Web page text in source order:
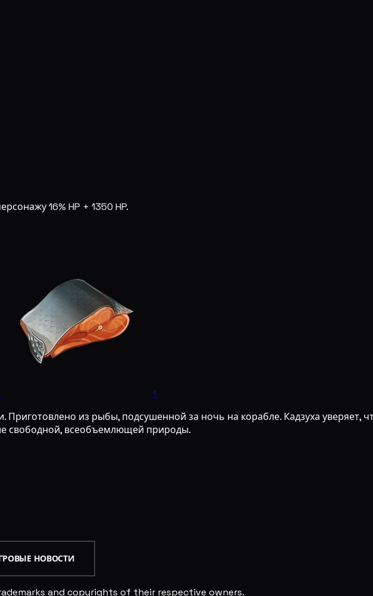
16% HP + 1350 HP.
1
Приготовлено из рыбы, подсушенной за ночь на корабле. Кадзуха уверяет,
свободной, всеобъемлющей природы.
НОВОСТИ
and copyrights of their respective owners.